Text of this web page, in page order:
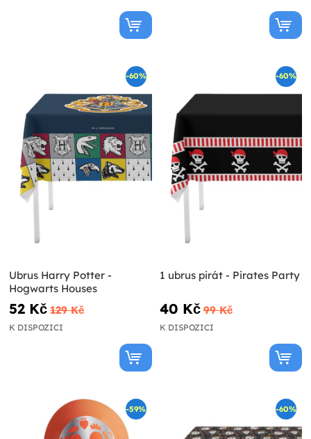
-60%
Ubrus Harry Potter -
Hogwarts Houses
52 Kč 129 Kč
K DISPOZICI
-60%
1 ubrus pirát - Pirates Party
40 Kč 99 Kč
K DISPOZICI
-59% -60%